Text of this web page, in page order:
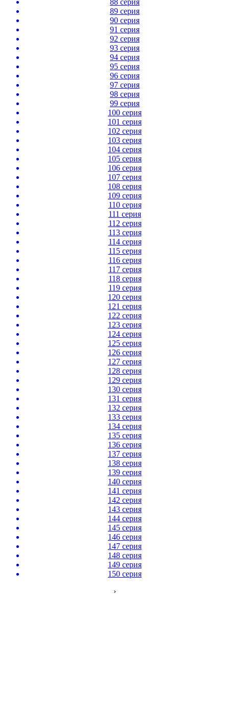
89 серия
90 серия
91 серия
92 серия
93 серия
94 серия
95 серия
96 серия
97 серия
98 серия
99 серия
100 серия
101 серия
102 серия
103 серия
104 серия
105 серия
106 серия
107 серия
108 серия
109 серия
110 серия
111 серия
112 серия
113 серия
114 серия
115 серия
116 серия
117 серия
118 серия
119 серия
120 серия
121 серия
122 серия
123 серия
124 серия
125 серия
126 серия
127 серия
128 серия
129 серия
130 серия
131 серия
132 серия
133 серия
134 серия
135 серия
136 серия
137 серия
138 серия
139 серия
140 серия
141 серия
142 серия
143 серия
144 серия
145 серия
146 серия
147 серия
148 серия
149 серия
150 серия
›